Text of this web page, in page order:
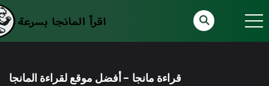
قراءة مانجا - أفضل موقع لقراءة المانجا